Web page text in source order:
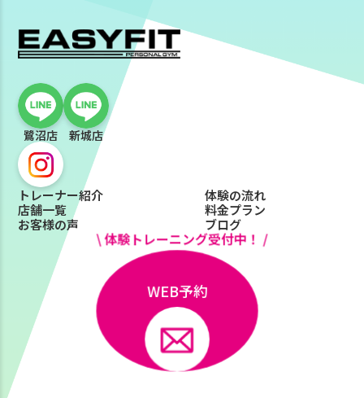
鷺沼店 新城店
トレーナー紹介
体験の流れ
店舗一覧
料金プラン
お客様の声
ブログ
\ 体験トレーニング受付中！ /
WEB予約